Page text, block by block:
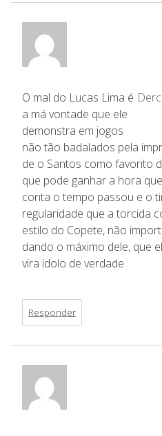
O mal do Lucas Lima é
a má vontade que ele
demonstra em jogos
não tão badalados pela
de o Santos como favorito
que pode ganhar a hora
conta o tempo passou e o
regularidade que a torcida
estilo do Copete, não
dando o máximo dele, que
vira idolo de verdade
Responder